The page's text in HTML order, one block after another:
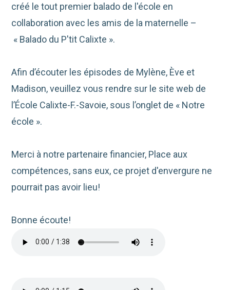
créé le tout premier balado de l'école en
collaboration avec les amis de la maternelle –
« Balado du P'tit Calixte ».
Afin d’écouter les épisodes de Mylène, Ève et
Madison, veuillez vous rendre sur le site web de
l’École Calixte-F.-Savoie, sous l’onglet de « Notre
école ».
Merci à notre partenaire financier, Place aux
compétences, sans eux, ce projet d'envergure ne
pourrait pas avoir lieu!
Bonne écoute!